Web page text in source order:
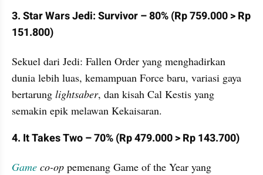
3. Star Wars Jedi: Survivor – 80% (Rp 759.000 > Rp
151.800)
Sekuel dari Jedi: Fallen Order yang menghadirkan
dunia lebih luas, kemampuan Force baru, variasi gaya
bertarung lightsaber, dan kisah Cal Kestis yang
semakin epik melawan Kekaisaran.
4. It Takes Two – 70% (Rp 479.000 > Rp 143.700)
Game co-op pemenang Game of the Year yang